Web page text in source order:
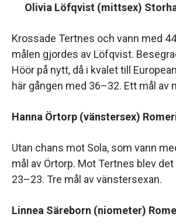
Olivia Löfqvist (mittsex)
Krossade Tertnes och vann med
målen gjordes av Löfqvist.
Höör på nytt, då i kvalet till
här gången med 36–32. Ett mål av
Hanna Örtorp (vänstersex)
Utan chans mot Sola, som vann
mål av Örtorp. Mot Tertnes blev
23–23. Tre mål av vänstersexan.
Linnea Säreborn (niometer)